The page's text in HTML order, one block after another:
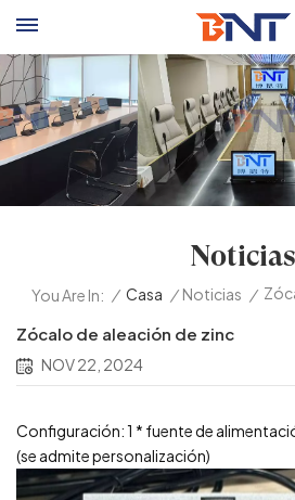
Noticias
You Are In: / Casa / Noticias /
Zócalo de aleación de zinc
NOV 22, 2024
Configuración: 1 * fuente de
(se admite personalización)